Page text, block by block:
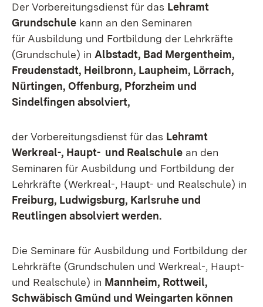
Der Vorbereitungsdienst für das Lehramt
Grundschule kann an den Seminaren
für Ausbildung und Fortbildung der Lehrkräfte
(Grundschule) in Albstadt, Bad Mergentheim,
Freudenstadt, Heilbronn, Laupheim, Lörrach,
Nürtingen, Offenburg, Pforzheim und
Sindelfingen absolviert,
der Vorbereitungsdienst für das Lehramt
Werkreal-, Haupt- und Realschule an den
Seminaren für Ausbildung und Fortbildung der
Lehrkräfte (Werkreal-, Haupt- und Realschule) in
Freiburg, Ludwigsburg, Karlsruhe und
Reutlingen absolviert werden.
Die Seminare für Ausbildung und Fortbildung der
Lehrkräfte (Grundschulen und Werkreal-, Haupt-
und Realschule) in Mannheim, Rottweil,
Schwäbisch Gmünd und Weingarten können